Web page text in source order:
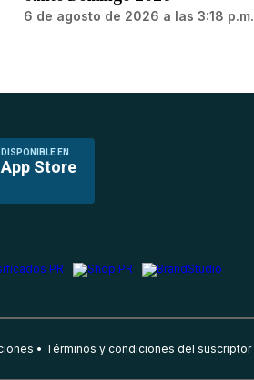
6 de agosto de 2026 a las 3:18 p.m.
DISPONIBLE EN
App Store
Términos y condiciones del suscriptor